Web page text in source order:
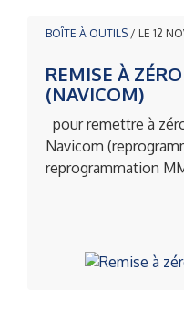
BOÎTE À OUTILS / LE 12
REMISE À
(NAVICOM)
pour remettre à
Navicom
reprogrammation